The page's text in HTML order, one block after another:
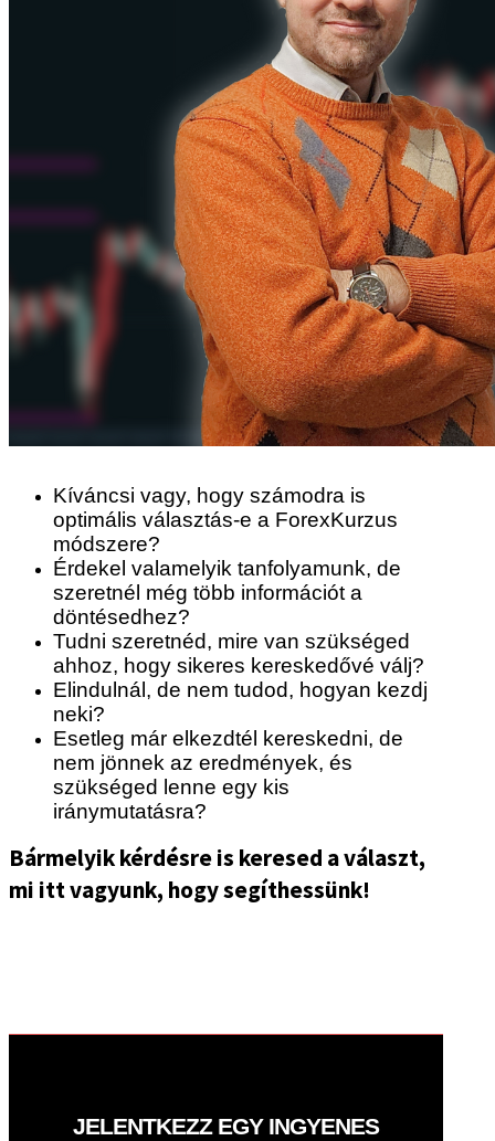
Kíváncsi vagy, hogy számodra is
optimális választás-e a ForexKurzus
módszere?
Érdekel valamelyik tanfolyamunk, de
szeretnél még több információt a
döntésedhez?
Tudni szeretnéd, mire van szükséged
ahhoz, hogy sikeres kereskedővé válj?
Elindulnál, de nem tudod, hogyan kezdj
neki?
Esetleg már elkezdtél kereskedni, de
nem jönnek az eredmények, és
szükséged lenne egy kis
iránymutatásra?
Bármelyik kérdésre is keresed a választ,
mi itt vagyunk, hogy segíthessünk!
JELENTKEZZ EGY INGYENES